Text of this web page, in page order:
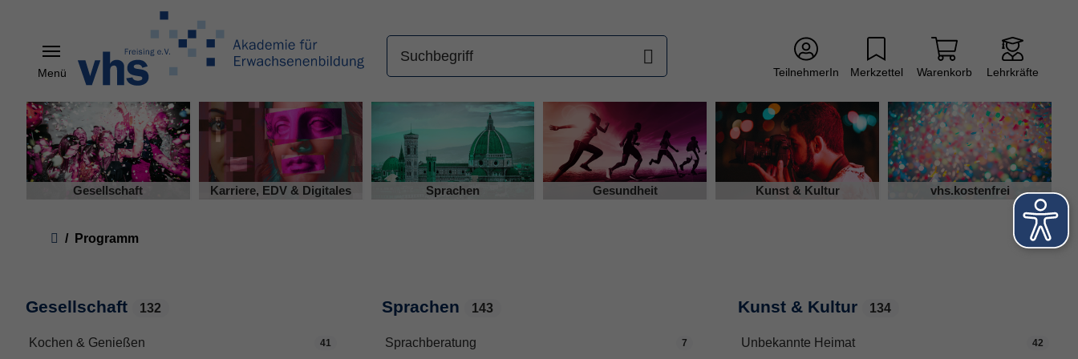
Menü TeilnehmerIn Merkzettel Warenkorb Lehrkräfte
Gesellschaft Karriere, EDV & Digitales Sprachen Gesundheit Kunst & Kultur vhs.kostenfrei
Programm
Gesellschaft 132
Kochen & Genießen 41
Sprachen 143
Sprachberatung 7
Kunst & Kultur 134
Unbekannte Heimat 42